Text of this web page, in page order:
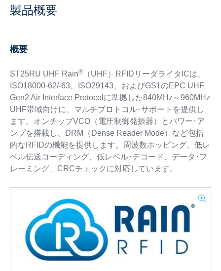
製品概要
概要
ST25RU UHF Rain®（UHF）RFIDリーダライタICは、
ISO18000-62/-63、ISO29143、およびGS1のEPC UHF
Gen2 Air Interface Protocolに準拠した840MHz～960MHz
UHF帯域向けに、マルチプロトコル･サポートを提供し
ます。オンチップVCO（電圧制御発振器）とパワー･ア
ンプを搭載し、DRM（Dense Reader Mode）など包括
的なRFIDの機能を提供します。周波数ホッピング、低レ
ベル伝送コーディング、低レベル･デコード、データ･フ
レーミング、CRCチェックに対応しています。